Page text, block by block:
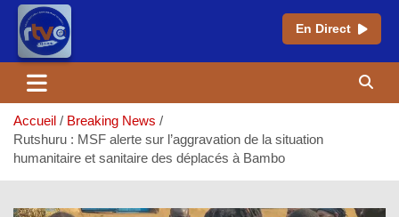
En Direct
contenu
Accueil
Breaking News
Rutshuru : MSF alerte sur l’aggravation de la situation
humanitaire et sanitaire des déplacés à Bambo